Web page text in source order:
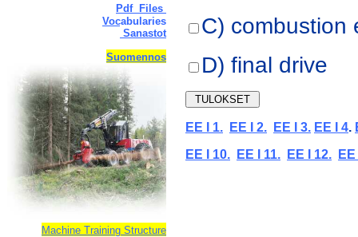
Pdf Files
Vocabularies
Sanastot
Suomennos
Machine Training Structure
C) combustion
D) final drive
EE I 1. EE I 2. EE I 3. EE I 4.
EE I 10.
EE I 11. EE I 12.